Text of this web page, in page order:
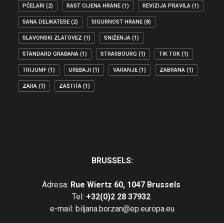
PČELARI (2) RAST CIJENA HRANE (1) REVIZIJA PRAVILA (1)
SANA DELIKATESE (2) SIGURNOST HRANE (8)
SLAVONSKI ZLATOVEZ (1) SNIŽENJA (1)
STANDARD GRAĐANA (1) STRASBOURG (1) TIK TOK (1)
TRIJUMF (1) UREĐAJI (1) VARANJE (1) ZABRANA (1)
ZARA (1) ZAŠTITA (1)
BRUSSELS:
Adresa: Rue Wiertz 60, 1047 Brussels
Tel: +32(0)2 28 37932
e-mail: biljana.borzan@ep.europa.eu